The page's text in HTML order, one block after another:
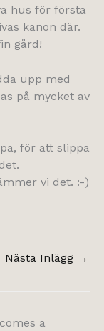
hus för första
kanon där.
gård!
upp med
på mycket av
för att slippa
vi det. :-)
Nästa Inlägg →
a